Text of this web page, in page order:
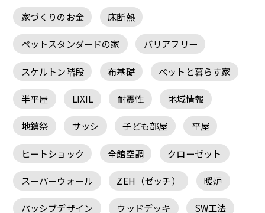
家づくりのお金 床断熱
ペットスタンダードの家 バリアフリー
スケルトン階段 布基礎 ペットと暮らす家
半平屋 LIXIL 耐震性 地域情報
地鎮祭 サッシ 子ども部屋 平屋
ヒートショック 全館空調 クローゼット
スーパーウォール ZEH（ゼッチ） 暖炉
パッシブデザイン ウッドデッキ SW工法